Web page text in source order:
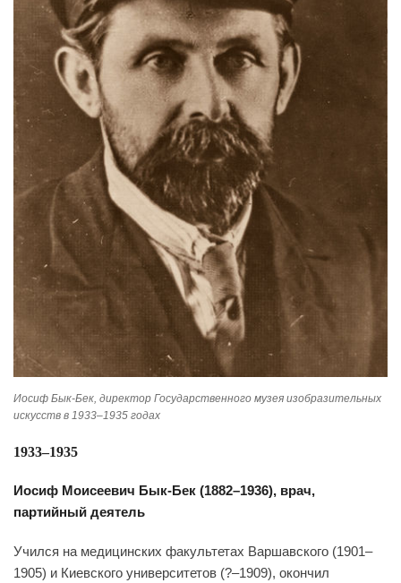
Иосиф Бык-Бек, директор Государственного музея изобразительных
искусств в 1933–1935 годах
1933–1935
Иосиф Моисеевич Бык-Бек (1882–1936), врач,
партийный деятель
Учился на медицинских факультетах Варшавского (1901–
1905) и Киевского университетов (?–1909), окончил